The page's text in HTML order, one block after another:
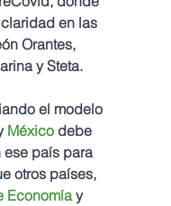
en las
Orantes,
y Steta.
el modelo
México debe
ese país para
otros países,
Economía y